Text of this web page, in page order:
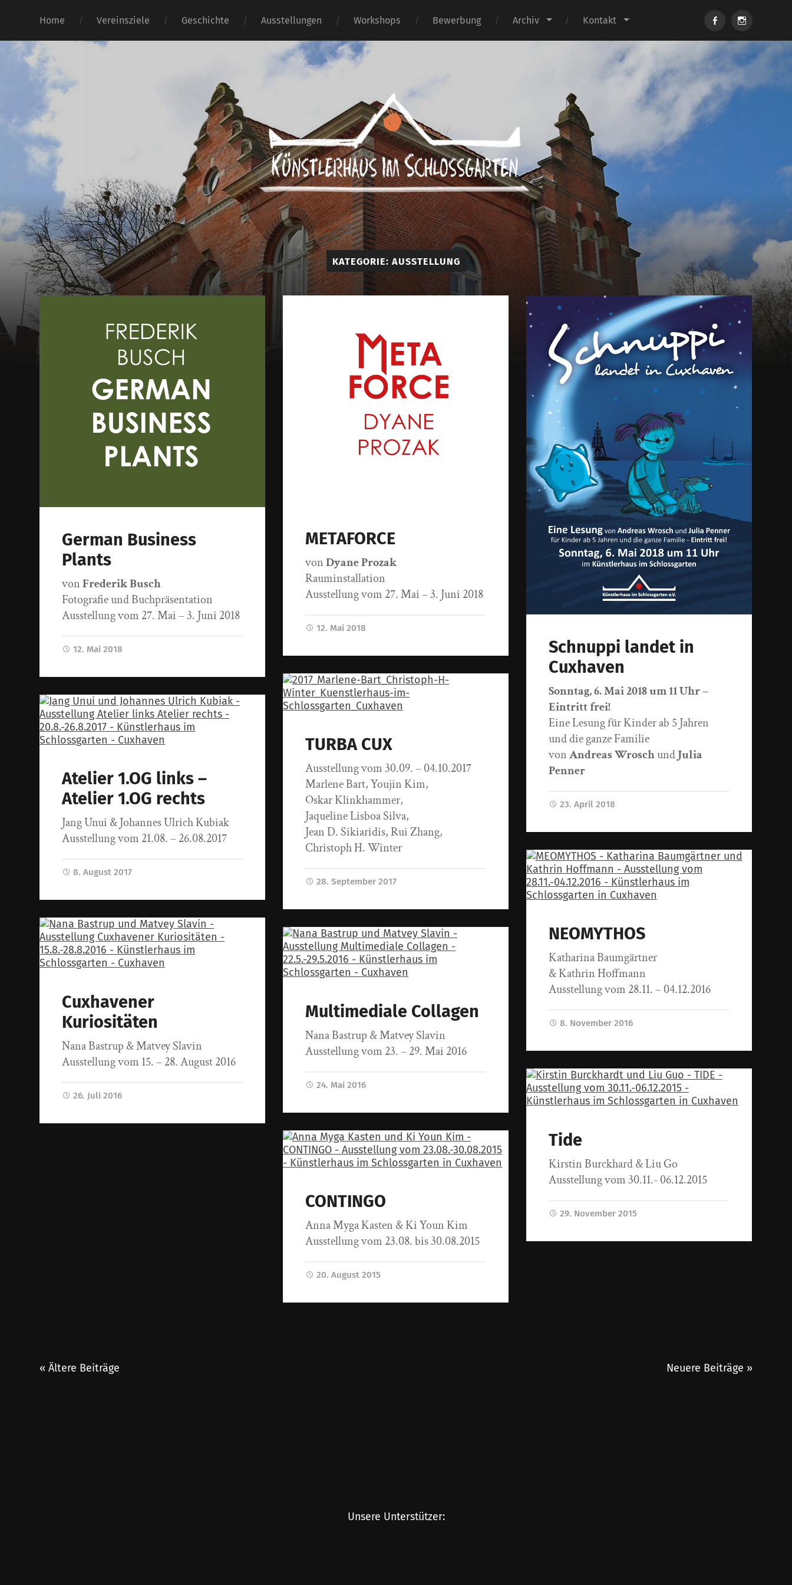
Home Vereinsziele Geschichte Ausstellungen Workshops Bewerbung Archiv Kontakt FacebookInstagram
Künstlerhaus
im
Schlossgarten
KATEGORIE: AUSSTELLUNG
German Business
Plants
vonFrederik Busch
Fotografie und Buchpräsentation
Ausstellung vom 27. Mai – 3. Juni 2018
12. Mai 2018
METAFORCE
vonDyane Prozak
Rauminstallation
Ausstellung vom 27. Mai – 3. Juni 2018
12. Mai 2018
Schnuppi landet in
Cuxhaven
Sonntag, 6. Mai 2018 um 11 Uhr –
Eintritt frei!
Eine Lesung für Kinder ab 5 Jahren
und die ganze Familie
vonAndreas WroschundJulia
Penner
23. April 2018
TURBA CUX
Ausstellung vom 30.09. – 04.10.2017
Marlene Bart, Youjin Kim,
Oskar Klinkhammer,
Jaqueline Lisboa Silva,
Jean D. Sikiaridis, Rui Zhang,
Christoph H. Winter
28. September 2017
Atelier 1.OG links –
Atelier 1.OG rechts
Jang Unui & Johannes Ulrich Kubiak
Ausstellung vom 21.08. – 26.08.2017
8. August 2017
NEOMYTHOS
Katharina Baumgärtner
& Kathrin Hoffmann
Ausstellung vom 28.11. – 04.12.2016
8. November 2016
Cuxhavener
Kuriositäten
Nana Bastrup & Matvey Slavin
Ausstellung vom 15. – 28. August 2016
26. Juli 2016
Multimediale Collagen
Nana Bastrup & Matvey Slavin
Ausstellung vom 23. – 29. Mai 2016
24. Mai 2016
Tide
Kirstin Burckhard & Liu Go
Ausstellung vom 30.11.- 06.12.2015
29. November 2015
CONTINGO
Anna Myga Kasten & Ki Youn Kim
Ausstellung vom 23.08. bis 30.08.2015
20. August 2015
« Ältere Beiträge Neuere Beiträge »
Unsere Unterstützer: